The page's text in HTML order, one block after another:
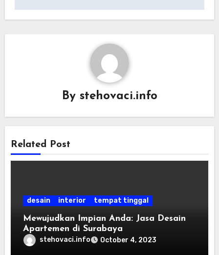
By stehovaci.info
Related Post
desain interior tempat tinggal
Mewujudkan Impian Anda: Jasa Desain
Apartemen di Surabaya
stehovaci.info October 4, 2023